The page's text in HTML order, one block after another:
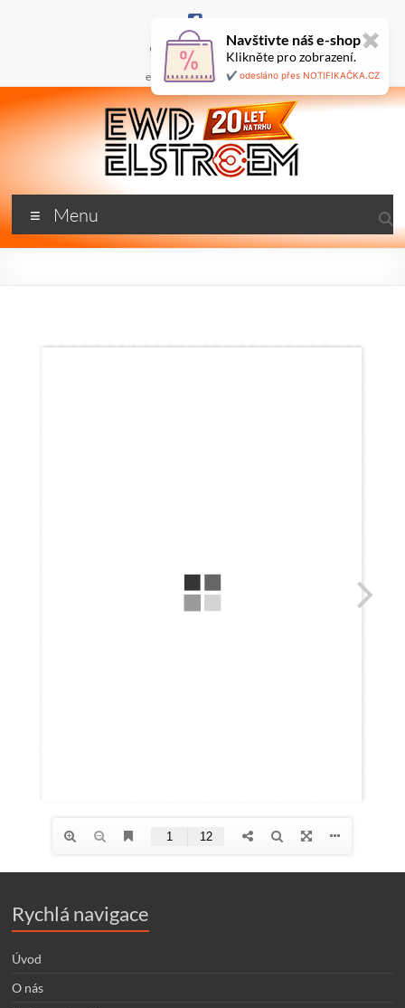
+420 777 687 800
ewd@ewdel.cz
🇬🇧
ewdel.cz
…
Menu
Rychlá navigace
Úvod
O nás
Navštivte náš e-shop✖
Klikněte pro zobrazení.
✔️ odesláno přes NOTIFIKAČKA.CZ